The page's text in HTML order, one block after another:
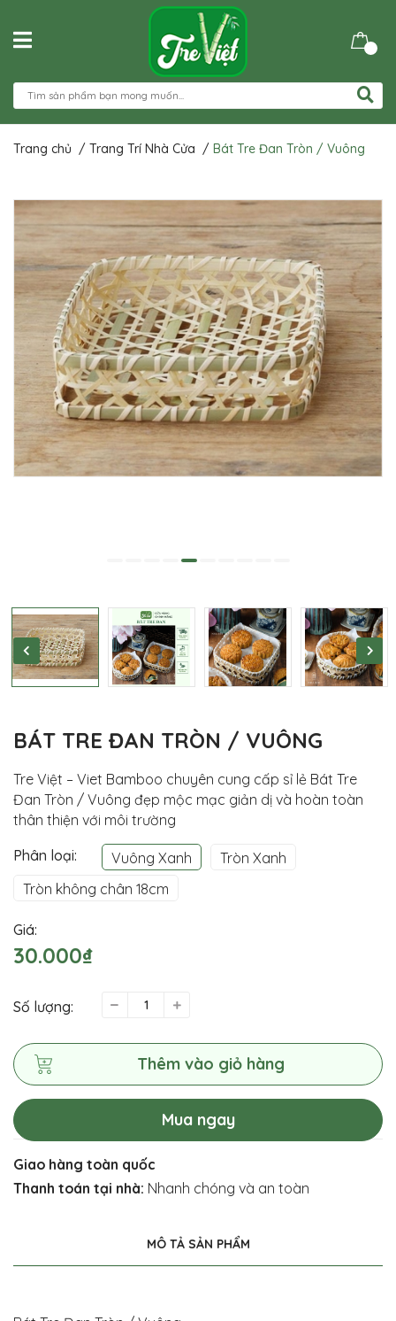
Trang chủ / Trang Trí Nhà Cửa / Bát Tre Đan Tròn / Vuông
BÁT TRE ĐAN TRÒN / VUÔNG
Tre Việt – Viet Bamboo chuyên cung cấp sỉ lẻ Bát Tre
Đan Tròn / Vuông đẹp mộc mạc giản dị và hoàn toàn
thân thiện với môi trường
Phân loại:
Vuông Xanh
Tròn Xanh
Tròn không chân 18cm
Giá:
30.000₫
Số lượng:
Thêm vào giỏ hàng
Mua ngay
Giao hàng toàn quốc
Thanh toán tại nhà: Nhanh chóng và an toàn
MÔ TẢ SẢN PHẨM